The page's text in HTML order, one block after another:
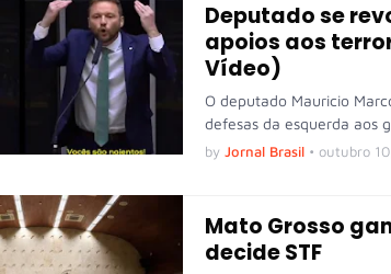
Deputado se
apoios aos
Vídeo)
O deputado Mauricio
defesas da esquerda aos
by Jornal Brasil • outubro
Mato Grosso
decide STF